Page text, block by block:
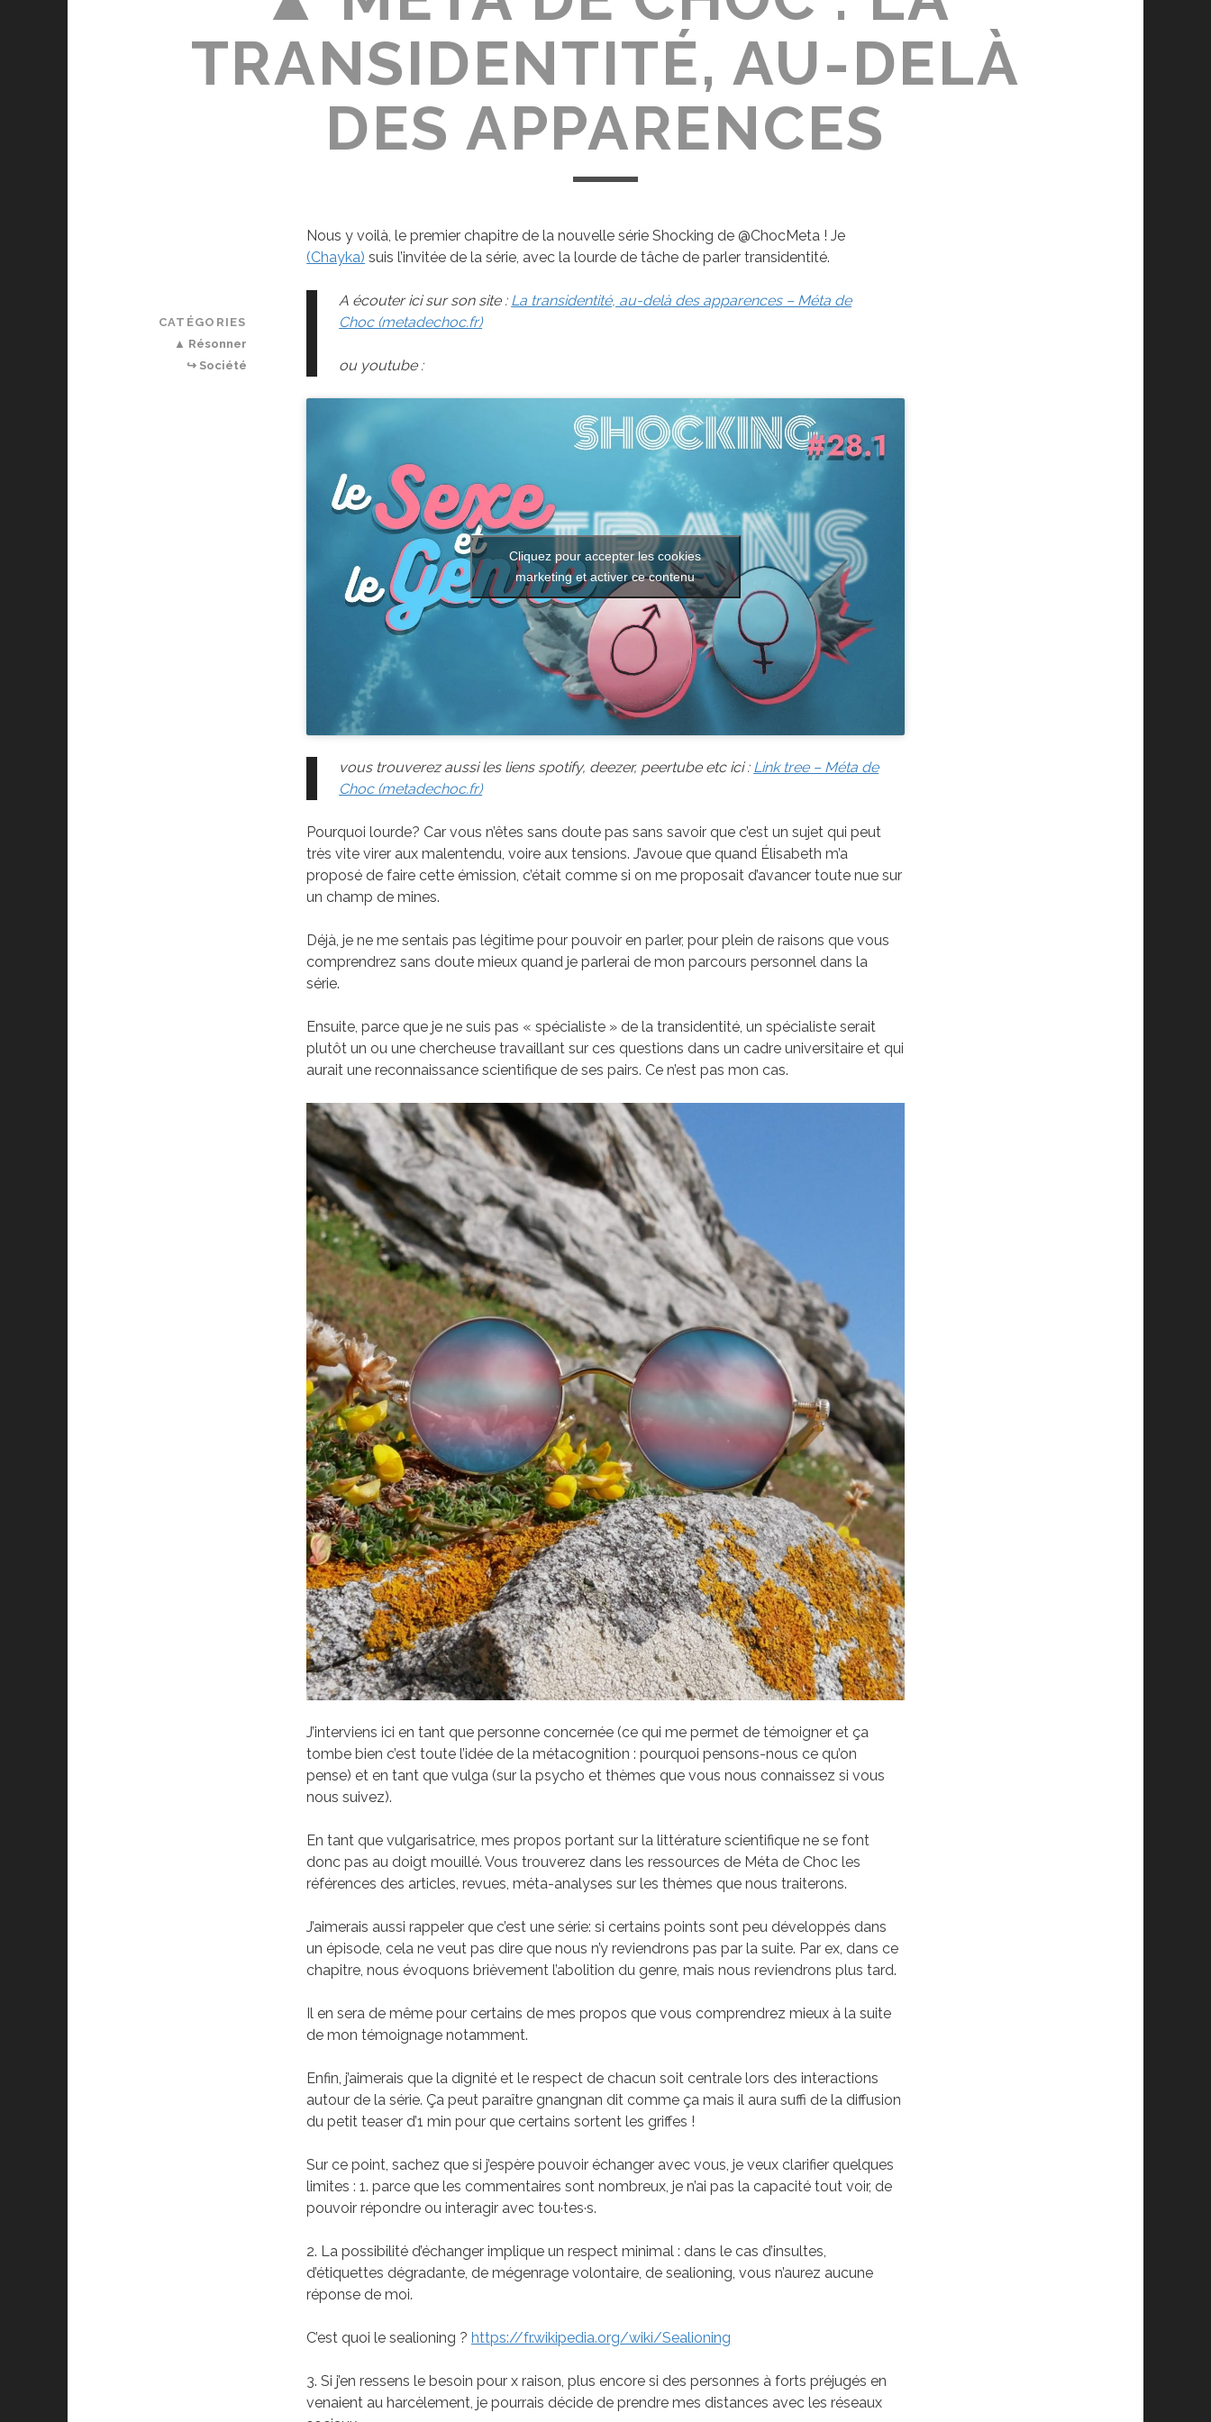
TRANSIDENTITÉ, AU-DELÀ
DES APPARENCES
Nous y voilà, le premier chapitre de la nouvelle série Shocking de @ChocMeta ! Je
(Chayka) suis l’invitée de la série, avec la lourde de tâche de parler transidentité.
A écouter ici sur son site : La transidentité, au-delà des apparences – Méta de
Choc (metadechoc.fr)
ou youtube :
Cliquez pour accepter les cookies
marketing et activer ce contenu
vous trouverez aussi les liens spotify, deezer, peertube etc ici : Link tree – Méta de
Choc (metadechoc.fr)
Pourquoi lourde? Car vous n’êtes sans doute pas sans savoir que c’est un sujet qui peut
très vite virer aux malentendu, voire aux tensions. J’avoue que quand Élisabeth m’a
proposé de faire cette émission, c’était comme si on me proposait d’avancer toute nue sur
un champ de mines.
Déjà, je ne me sentais pas légitime pour pouvoir en parler, pour plein de raisons que vous
comprendrez sans doute mieux quand je parlerai de mon parcours personnel dans la
série.
Ensuite, parce que je ne suis pas « spécialiste » de la transidentité, un spécialiste serait
plutôt un ou une chercheuse travaillant sur ces questions dans un cadre universitaire et qui
aurait une reconnaissance scientifique de ses pairs. Ce n’est pas mon cas.
J’interviens ici en tant que personne concernée (ce qui me permet de témoigner et ça
tombe bien c’est toute l’idée de la métacognition : pourquoi pensons-nous ce qu’on
pense) et en tant que vulga (sur la psycho et thèmes que vous nous connaissez si vous
nous suivez).
En tant que vulgarisatrice, mes propos portant sur la littérature scientifique ne se font
donc pas au doigt mouillé. Vous trouverez dans les ressources de Méta de Choc les
références des articles, revues, méta-analyses sur les thèmes que nous traiterons.
J’aimerais aussi rappeler que c’est une série: si certains points sont peu développés dans
un épisode, cela ne veut pas dire que nous n’y reviendrons pas par la suite. Par ex, dans ce
chapitre, nous évoquons brièvement l’abolition du genre, mais nous reviendrons plus tard.
Il en sera de même pour certains de mes propos que vous comprendrez mieux à la suite
de mon témoignage notamment.
Enfin, j’aimerais que la dignité et le respect de chacun soit centrale lors des interactions
autour de la série. Ça peut paraître gnangnan dit comme ça mais il aura suffi de la diffusion
du petit teaser d’1 min pour que certains sortent les griffes !
Sur ce point, sachez que si j’espère pouvoir échanger avec vous, je veux clarifier quelques
limites : 1. parce que les commentaires sont nombreux, je n’ai pas la capacité tout voir, de
pouvoir répondre ou interagir avec tou·tes·s.
2. La possibilité d’échanger implique un respect minimal : dans le cas d’insultes,
d’étiquettes dégradante, de mégenrage volontaire, de sealioning, vous n’aurez aucune
réponse de moi.
C’est quoi le sealioning ? https://fr.wikipedia.org/wiki/Sealioning
3. Si j’en ressens le besoin pour x raison, plus encore si des personnes à forts préjugés en
venaient au harcèlement, je pourrais décide de prendre mes distances avec les réseaux
CATÉGORIES
▲ Résonner
↪ Société